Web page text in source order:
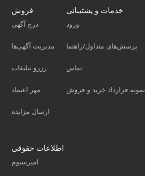
فروش
درج آگهی
مدیریت آگهی‌ها
رزرو تبلیغات
مهر اعتماد
ارسال مزایده
خدمات و پشتیبانی
ورود
پرسش‌های متداول/راهنما
تماس
نمونه قرارداد خرید و فروش
اطلاعات حقوقی
امپرسیوم